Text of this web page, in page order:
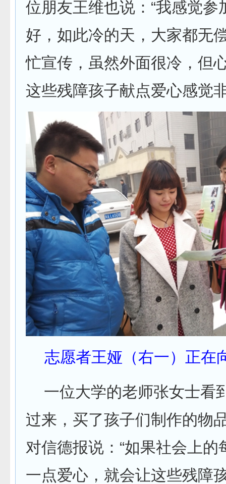
位朋友王维也说：“我感觉参
好，如此冷的天，大家都无
忙宣传，虽然外面很冷，但
这些残障孩子献点爱心感觉
志愿者王娅（右一）正在
一位大学的老师张女士看
过来，买了孩子们制作的物
对信德报说：“如果社会上的
一点爱心，就会让这些残障